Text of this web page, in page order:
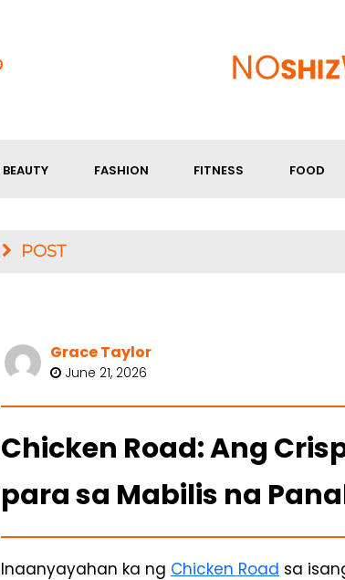
BEAUTY FASHION FITNESS FOOD
POST
Grace Taylor
June 21, 2026
Chicken Road: Ang
para sa Mabilis na
Inaanyayahan ka ng Chicken Road sa